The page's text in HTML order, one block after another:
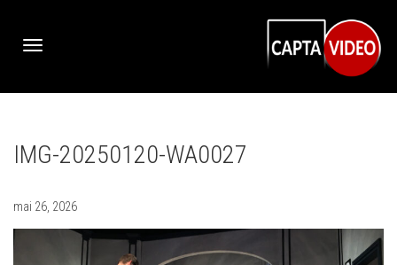
navigation
IMG-20250120-WA0027
mai 26, 2026